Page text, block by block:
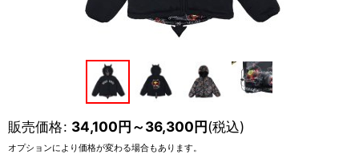
販売価格: 34,100円～36,300円(税込)
オプションにより価格が変わる場合もあります。